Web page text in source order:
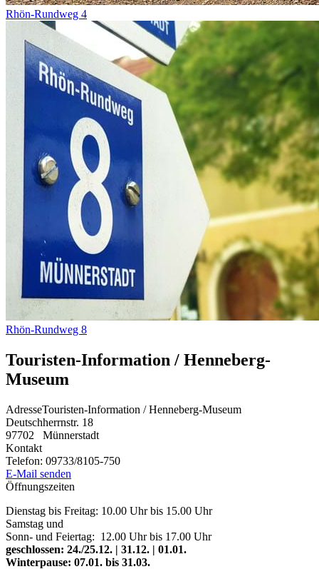
Rhön-Rundweg 4
Rhön-Rundweg 8
Touristen-Information / Henneberg-
Museum
AdresseTouristen-Information / Henneberg-Museum
Deutschherrnstr. 18
97702
Münnerstadt
Kontakt
Telefon: 09733/8105-750
E-Mail senden
Öffnungszeiten
Dienstag bis Freitag: 10.00 Uhr bis 15.00 Uhr
Samstag und
Sonn- und Feiertag: 12.00 Uhr bis 17.00 Uhr
geschlossen: 24./25.12. | 31.12. | 01.01.
Winterpause: 07.01. bis 31.03.